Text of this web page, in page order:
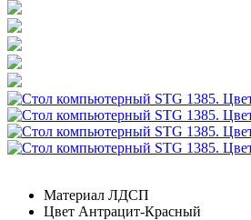
Материал ЛДСП
Цвет Антрацит-Красный